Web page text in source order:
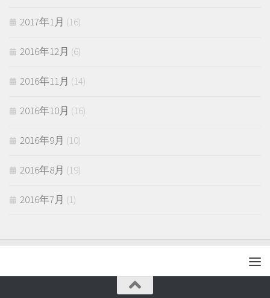
2017年1月 (16)
2016年12月 (6)
2016年11月 (14)
2016年10月 (16)
2016年9月 (10)
2016年8月 (19)
2016年7月 (1)